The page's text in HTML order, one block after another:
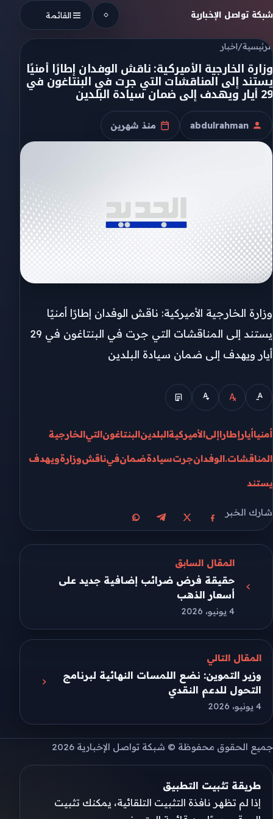
Skip to content
شبكة تواصل الإخبارية القائمة
الرئيسية/اخبار
وزارة الخارجية الأميركية: ناقش الوفدان إطارًا أمنيًا
يستند إلى المناقشات التي جرت في البنتاغون في
29 أيار ويهدف إلى ضمان سيادة البلدين
الكاتب
abdulrahman
تاريخ النشر
منذ شهرين
وزارة الخارجية الأميركية: ناقش الوفدان إطارًا أمنيًا
يستند إلى المناقشات التي جرت في البنتاغون في 29
أيار ويهدف إلى ضمان سيادة البلدين
أمنياأيارإطاراإلىالأميركيةالبلدينالبنتاغونالتيالخارجية
المناقشات.الوفدانجرتسيادةضمانفيناقشوزارةويهدف
يستند
شارك الخبر
مشاركة على فيسبوك
مشاركة على Xمشاركة على تيليجرام
مشاركة على واتساب
المقال السابق
حقيقة فرض ضرائب إضافية جديد على
أسعار الذهب
4 يونيو، 2026
المقال التالي
وزير التموين: نضع اللمسات النهائية لبرنامج
التحول للدعم النقدي
4 يونيو، 2026
جميع الحقوق محفوظة © شبكة تواصل الإخبارية 2026
طريقة تثبيت التطبيق
إذا لم تظهر نافذة التثبيت التلقائية، يمكنك تثبيت